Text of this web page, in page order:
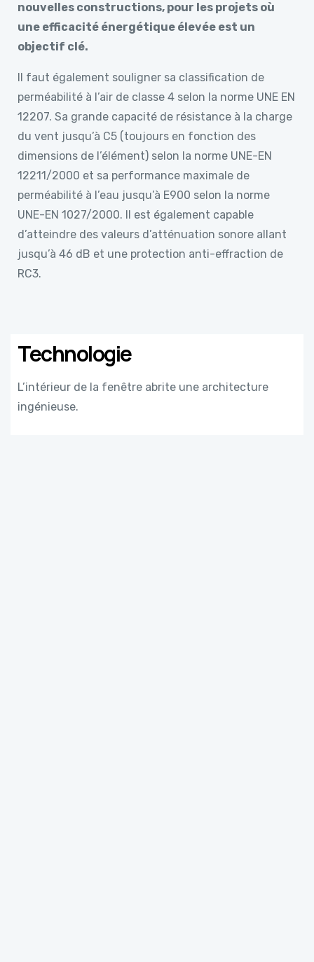
nouvelles constructions, pour les projets où
une efficacité énergétique élevée est un
objectif clé.
Il faut également souligner sa classification de
perméabilité à l’air de classe 4 selon la norme UNE EN
12207. Sa grande capacité de résistance à la charge
du vent jusqu’à C5 (toujours en fonction des
dimensions de l’élément) selon la norme UNE-EN
12211/2000 et sa performance maximale de
perméabilité à l’eau jusqu’à E900 selon la norme
UNE-EN 1027/2000. Il est également capable
d’atteindre des valeurs d’atténuation sonore allant
jusqu’à 46 dB et une protection anti-effraction de
RC3.
Technologie
L’intérieur de la fenêtre abrite une architecture
ingénieuse.